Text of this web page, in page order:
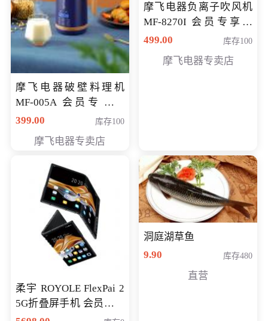
摩飞电器破壁料理机
MF-005A 会员专享价
198元
399.00 库存100
摩飞电器专卖店
摩飞电器负离子吹风机
MF-8270I 会员专享价
369元
499.00 库存100
摩飞电器专卖店
柔宇 ROYOLE FlexPai 2
5G折叠屏手机 会员专享
购买价格 4998元
洞庭湖草鱼
9.90
库存480
直营